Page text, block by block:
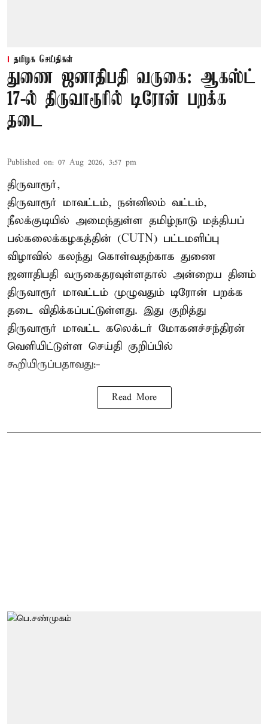
தமிழக செய்திகள்
துணை ஜனாதிபதி வருகை: ஆகஸ்ட்
17-ல் திருவாரூரில் டிரோன் பறக்க
தடை
Published on: 07 Aug 2026, 3:57 pm
திருவாரூர்,
திருவாரூர் மாவட்டம், நன்னிலம் வட்டம்,
நீலக்குடியில் அமைந்துள்ள தமிழ்நாடு மத்தியப்
பல்கலைக்கழகத்தின் (CUTN) பட்டமளிப்பு
விழாவில் கலந்து கொள்வதற்காக துணை
ஜனாதிபதி வருகைதரவுள்ளதால் அன்றைய தினம்
திருவாரூர் மாவட்டம் முழுவதும் டிரோன் பறக்க
தடை விதிக்கப்பட்டுள்ளது. இது குறித்து
திருவாரூர் மாவட்ட கலெக்டர் மோகனச்சந்திரன்
வெளியிட்டுள்ள செய்தி குறிப்பில்
கூறியிருப்பதாவது:-
Read More